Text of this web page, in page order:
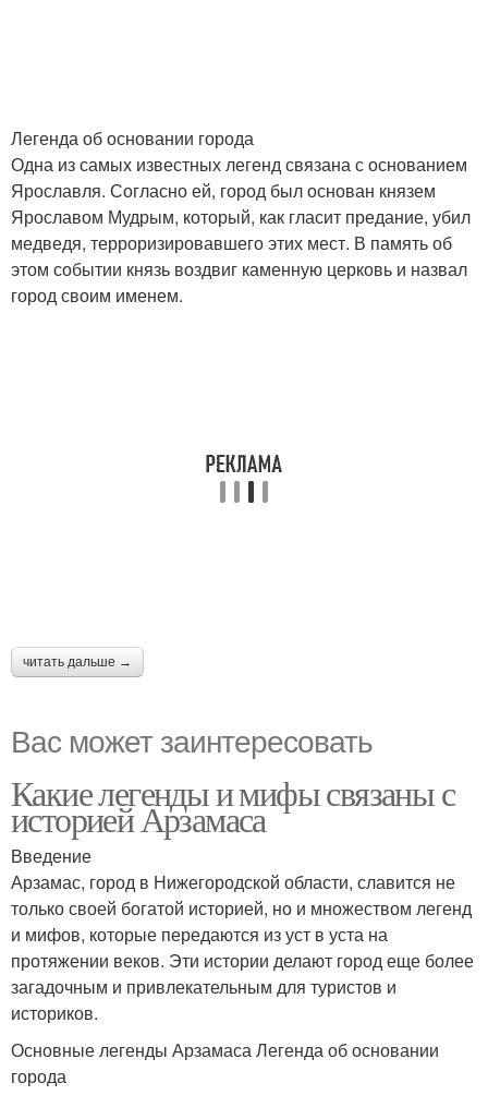
Легенда об основании города
Одна из самых известных легенд связана с основанием
Ярославля. Согласно ей, город был основан князем
Ярославом Мудрым, который, как гласит предание, убил
медведя, терроризировавшего этих мест. В память об
этом событии князь воздвиг каменную церковь и назвал
город своим именем.
читать дальше →
Вас может заинтересовать
Какие легенды и мифы связаны с
историей Арзамаса
Введение
Арзамас, город в Нижегородской области, славится не
только своей богатой историей, но и множеством легенд
и мифов, которые передаются из уст в уста на
протяжении веков. Эти истории делают город еще более
загадочным и привлекательным для туристов и
историков.
Основные легенды Арзамаса Легенда об основании
города